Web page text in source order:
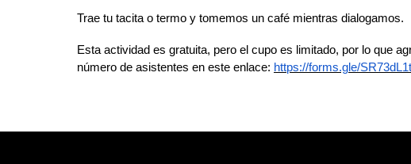
Trae tu tacita o termo y tomemos un café mientras dialogamos.
Esta actividad es gratuita, pero el cupo es limitado, por lo que
número de asistentes en este enlace: https://forms.gle/